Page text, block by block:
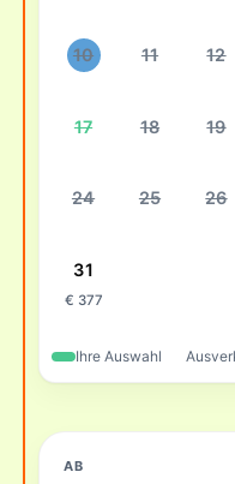
10 11 12
17 18 19
24 25 26
31
€ 377
Ihre Auswahl
AB